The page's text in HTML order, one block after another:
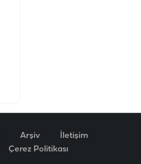
Arşiv
İletişim
Çerez Politikası